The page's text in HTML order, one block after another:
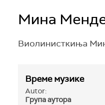
Мина
Виолинисткиња
Време музике
Autor:
Група аутора